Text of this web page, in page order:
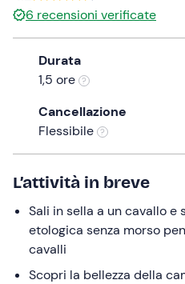
the
question
mark
keyboard
shortcuts
for
changing
dates.
6 recensioni verificate
Durata
1,5 ore
Cancellazione
Flessibile
L’attività in breve
Sali in sella a un cavallo e
etologica senza morso
cavalli
Scopri la bellezza della